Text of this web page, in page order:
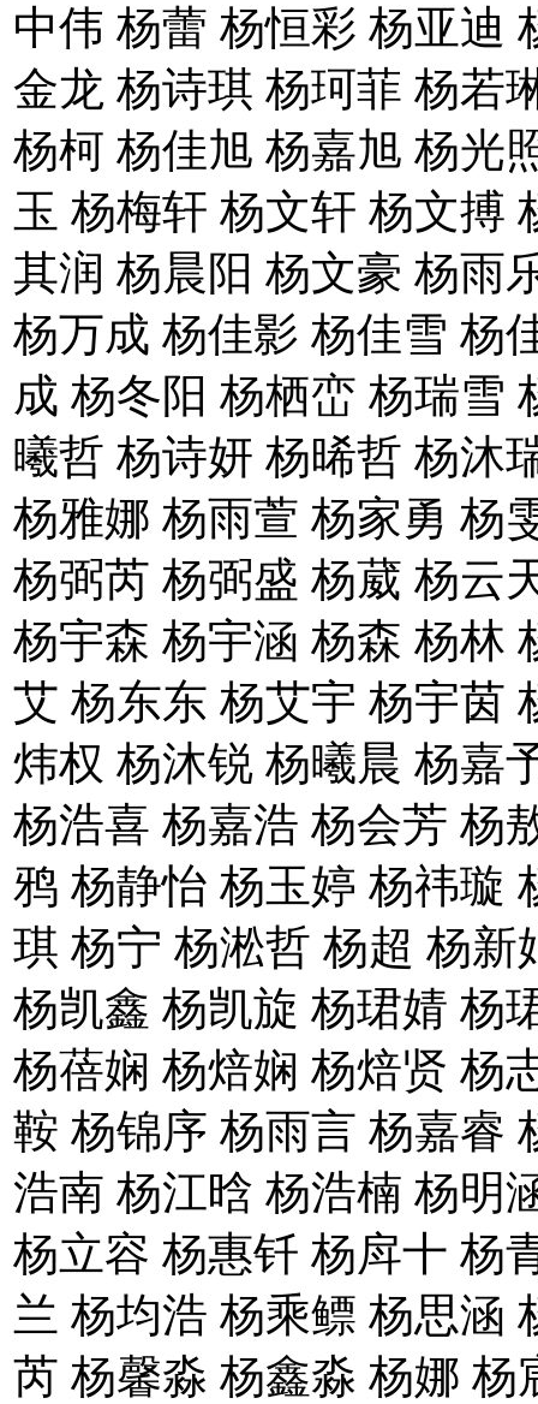
中伟 杨蕾 杨恒彩 杨亚迪
金龙 杨诗琪 杨珂菲 杨若
杨柯 杨佳旭 杨嘉旭 杨光
玉 杨梅轩 杨文轩 杨文搏
其润 杨晨阳 杨文豪 杨雨
杨万成 杨佳影 杨佳雪 杨
成 杨冬阳 杨栖峦 杨瑞雪
曦哲 杨诗妍 杨晞哲 杨沐
杨雅娜 杨雨萱 杨家勇 杨
杨弼芮 杨弼盛 杨葳 杨云
杨宇森 杨宇涵 杨森 杨林
艾 杨东东 杨艾宇 杨宇茵
炜权 杨沐锐 杨曦晨 杨嘉
杨浩喜 杨嘉浩 杨会芳 杨
鸦 杨静怡 杨玉婷 杨祎璇
琪 杨宁 杨淞哲 杨超 杨
杨凯鑫 杨凯旋 杨珺婧 杨
杨蓓娴 杨焙娴 杨焙贤 杨
鞍 杨锦序 杨雨言 杨嘉睿
浩南 杨江晗 杨浩楠 杨明
杨立容 杨惠钎 杨戽十 杨
兰 杨均浩 杨乘鳔 杨思涵
芮 杨馨淼 杨鑫淼 杨娜